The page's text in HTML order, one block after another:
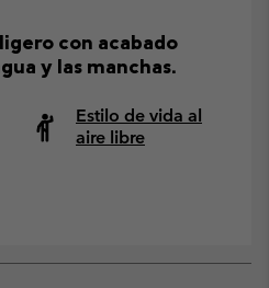
con acabado
y las manchas.
Estilo de vida al
aire libre